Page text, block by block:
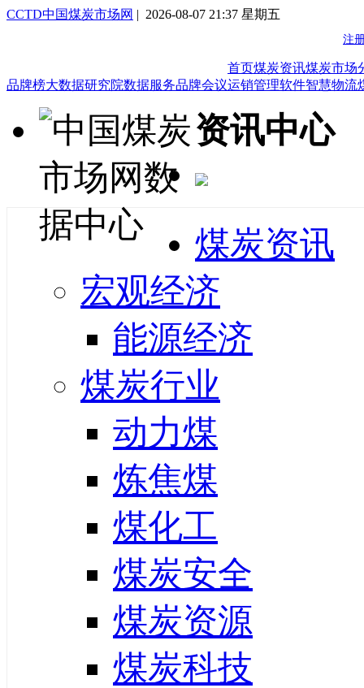
CCTD中国煤炭市场网 | 2026-08-07 21:37 星期五
首页煤炭资讯煤炭市场
品牌榜大数据研究院数据服务品牌会议运销管理软件智慧物流
资讯中心
煤炭资讯
宏观经济
能源经济
煤炭行业
动力煤
炼焦煤
煤化工
煤炭安全
煤炭资源
煤炭科技